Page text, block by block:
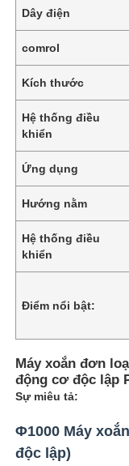
Dây điện
comrol
Kích thước
Hệ thống điều
khiển
Ứng dụng
Hướng nằm
Hệ thống điều
khiển
Điểm nổi bật:
Máy xoắn đơn
động cơ độc lập
Sự miêu tả:
Φ1000 Máy
độc lập)